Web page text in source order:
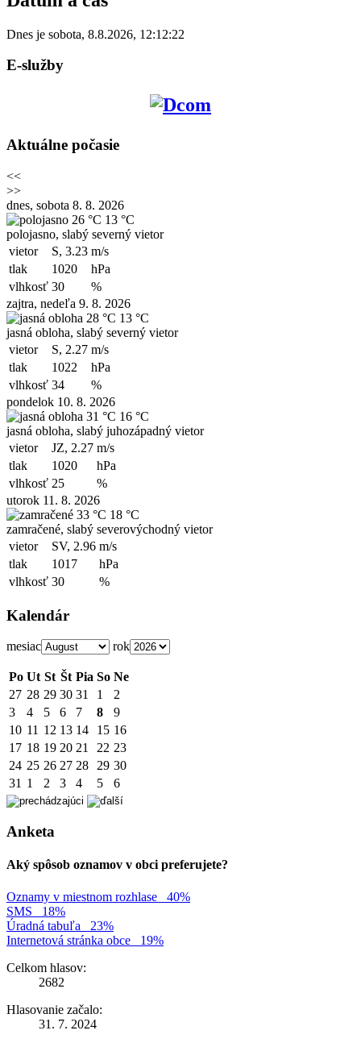
Dnes je sobota, 8.8.2026, 12:12:22
E-služby
Aktuálne počasie
<<
>>
dnes, sobota 8. 8. 2026
26 °C 13 °C
polojasno, slabý severný vietor
vietor
S, 3.23 m/s
tlak
1020
hPa
vlhkosť 30
%
zajtra, nedeľa 9. 8. 2026
28 °C 13 °C
jasná obloha, slabý severný vietor
vietor
S, 2.27 m/s
tlak
1022
hPa
vlhkosť 34
%
pondelok 10. 8. 2026
31 °C 16 °C
jasná obloha, slabý juhozápadný vietor
vietor
JZ, 2.27 m/s
tlak
1020
hPa
vlhkosť 25
%
utorok 11. 8. 2026
33 °C 18 °C
zamračené, slabý severovýchodný vietor
vietor
SV, 2.96 m/s
tlak
1017
hPa
vlhkosť 30 %
Kalendár
mesiac rok
Po Ut St Št Pia So Ne
27 28 29 30 31 1
2
3
4 5 6 7 8
9
10 11 12 13 14 15 16
17 18 19 20 21 22 23
24 25 26 27 28 29 30
31 1 2 3 4 5 6
Anketa
Aký spôsob oznamov v obci preferujete?
Oznamy v miestnom rozhlase
40%
SMS
18%
Úradná tabuľa
23%
Internetová stránka obce
19%
Celkom hlasov:
2682
Hlasovanie začalo:
31. 7. 2024